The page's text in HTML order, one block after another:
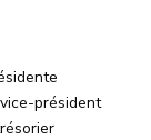
président